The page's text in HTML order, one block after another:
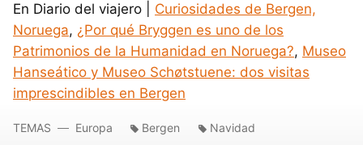
En Diario del viajero | Curiosidades de Bergen,
Noruega, ¿Por qué Bryggen es uno de los
Patrimonios de la Humanidad en Noruega?, Museo
Hanseático y Museo Schøtstuene: dos visitas
imprescindibles en Bergen
TEMAS Europa Bergen Navidad